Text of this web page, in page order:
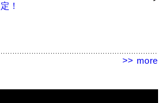
定！
>> more